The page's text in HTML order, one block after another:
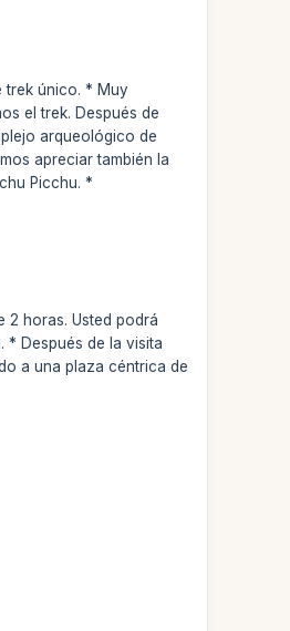
trek único. * Muy
el trek. Después de
arqueológico de
apreciar también la
Picchu. *
2 horas. Usted podrá
* Después de la visita
a una plaza céntrica de